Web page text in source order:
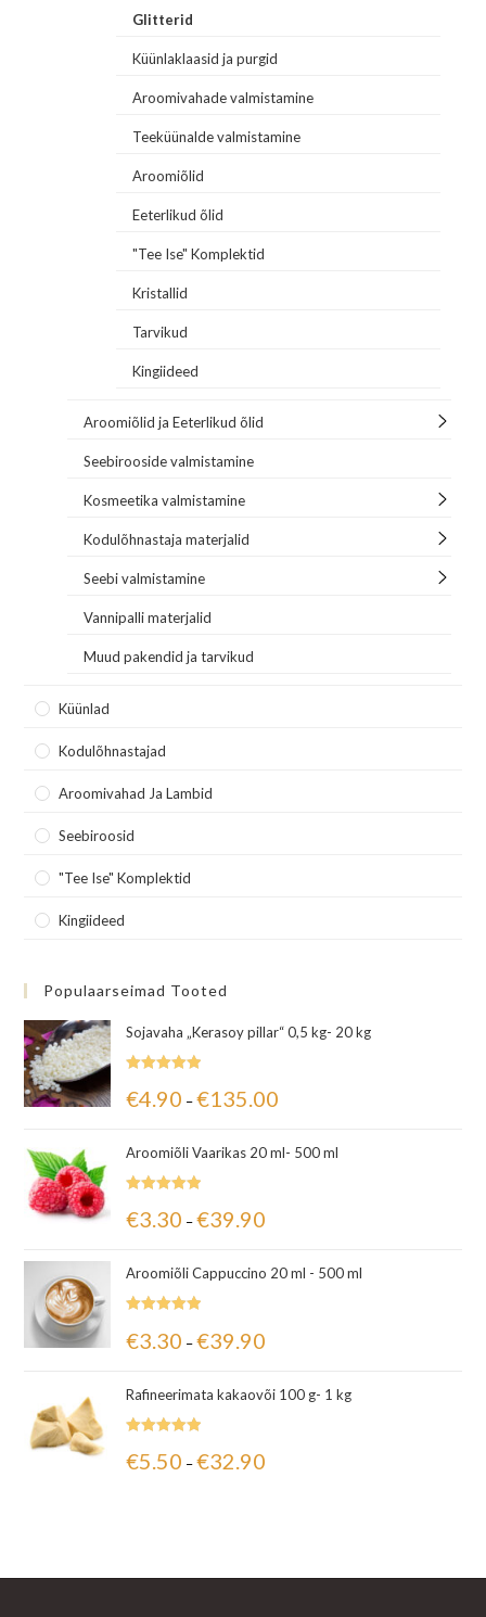
Glitterid
Küünlaklaasid ja purgid
Aroomivahade valmistamine
Teeküünalde valmistamine
Aroomiõlid
Eeterlikud õlid
"Tee Ise" Komplektid
Kristallid
Tarvikud
Kingiideed
Aroomiõlid ja Eeterlikud õlid
Seebirooside valmistamine
Kosmeetika valmistamine
Kodulõhnastaja materjalid
Seebi valmistamine
Vannipalli materjalid
Muud pakendid ja tarvikud
Küünlad
Kodulõhnastajad
Aroomivahad Ja Lambid
Seebiroosid
"Tee Ise" Komplektid
Kingiideed
Populaarseimad Tooted
Sojavaha „Kerasoy pillar“ 0,5 kg- 20 kg
5.00/ 5
€4.90 – €135.00
Aroomiõli Vaarikas 20 ml- 500 ml
5.00/ 5
€3.30 – €39.90
Aroomiõli Cappuccino 20 ml - 500 ml
5.00/ 5
€3.30 – €39.90
Rafineerimata kakaovõi 100 g- 1 kg
5.00 / 5
€5.50 – €32.90